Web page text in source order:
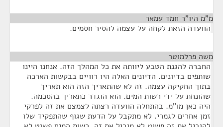
מ"מ היו"ר חמד עמאר
הוועדה הזאת לקחה על עצמה להסיר חסמים.
משה פרלמוטר
החברה להגנת הטבע ליוותה את כל המהלך הזה. אנחנו היינו
שותפים בדיונים. הדיונים האלה היו רוויים בבקשות הארכה
בתוך החקיקה עצמה. זה לא שהתאריך הזה הוא תאריך
שהונחת על ידי רשות המים. הוא הוגדר כתאריך בהסכמה.
היה כאן מו"מ. בהתחלה הוועדה רצתה לצמצם את זה לפרקי
זמן אחרים לגמרי. לא מתקבל על הדעת שגוף שהתפקיד שלו